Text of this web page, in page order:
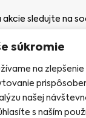
súkromie
na
našej
s naším
akcie sledujte na